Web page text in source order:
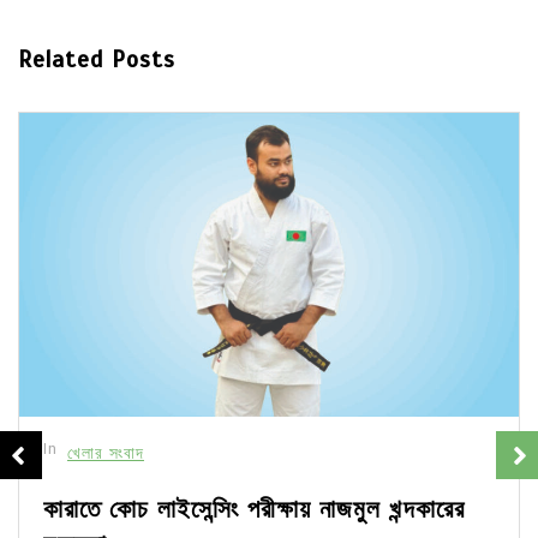
Related Posts
In খেলার সংবাদ
কারাতে কোচ লাইসেন্সিং পরীক্ষায় নাজমুল খন্দকারের